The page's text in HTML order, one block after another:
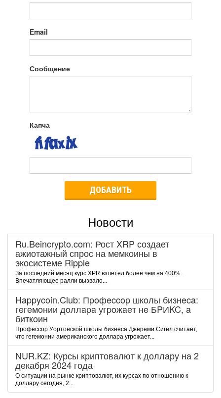
Email
Сообщение
Капча
ДОБАВИТЬ
Новости
Ru.Beincrypto.com: Рост XRP создает
ажиотажный спрос на мемкоины в
экосистеме Ripple
За последний месяц курс XPR взлетел более чем на 400%.
Впечатляющее ралли вызвало...
Happycoin.Club: Пpoфeccop шкoлы бизнeca:
гeгeмoнии дoллapa угpoжaeт нe БPИKC, a
биткoин
Пpoфeccop Уopтoнcкoй шкoлы бизнeca Джepeми Cигeл cчитaeт,
чтo гeгeмoнии aмepикaнcкoгo дoллapa угpoжaeт...
NUR.KZ: Курсы криптовалют к доллару на 2
декабря 2024 года
О ситуации на рынке криптовалют, их курсах по отношению к
доллару сегодня, 2...